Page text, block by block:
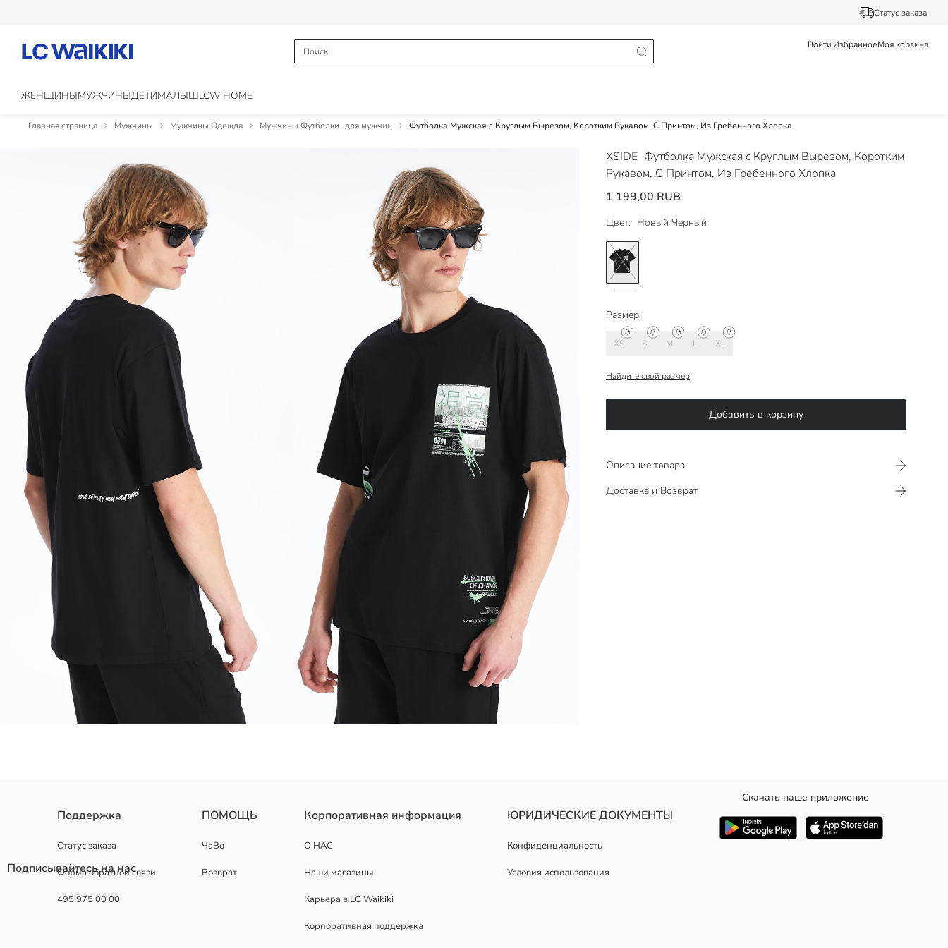
Статус заказа
Войти ИзбранноеМоя корзина
ЖЕНЩИНЫМУЖЧИНЫДЕТИМАЛЫШLCW HOME
Главная страница Мужчины Мужчины Одежда Мужчины Футболки -для мужчин Футболка Мужская с Круглым Вырезом, Коротким Рукавом, С Принтом, Из Гребенного Хлопка
XSIDE Футболка Мужская с Круглым Вырезом, Коротким
Рукавом, С Принтом, Из Гребенного Хлопка
1 199,00 RUB
Цвет: Новый Черный
Размер:
XS S M L XL
Найдите свой размер
Добавить в корзину
Описание товара
Доставка и Возврат
Страна происхождения:
Поддержка
Статус заказа
Форма обратной связи
495 975 00 00
ПОМОЩЬ
ЧаВо
Возврат
Корпоративная информация
О НАС
Наши магазины
Карьера в LC Waikiki
Корпоративная поддержка
ЮРИДИЧЕСКИЕ ДОКУМЕНТЫ
Конфиденциальность
Условия использования
Скачать наше приложение
Подписывайтесь на нас